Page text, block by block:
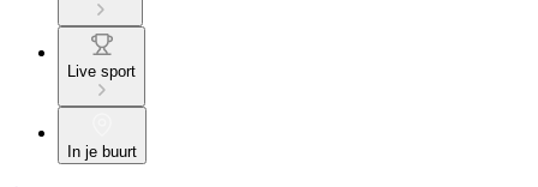
Live sport
In je buurt